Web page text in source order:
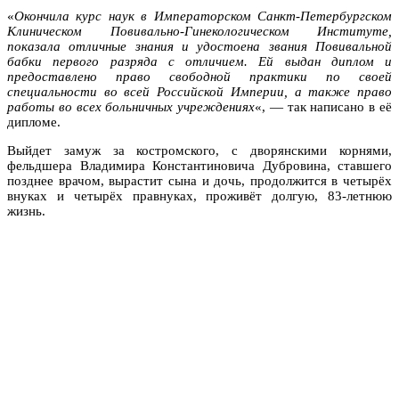
«Окончила курс наук в Императорском Санкт-Петербургском
Клиническом Повивально-Гинекологическом Институте,
показала отличные знания и удостоена звания Повивальной
бабки первого разряда с отличием. Ей выдан диплом и
предоставлено право свободной практики по своей
специальности во всей Российской Империи, а также право
работы во всех больничных учреждениях«, — так написано в её
дипломе.
Выйдет замуж за костромского, с дворянскими корнями,
фельдшера Владимира Константиновича Дубровина, ставшего
позднее врачом, вырастит сына и дочь, продолжится в четырёх
внуках и четырёх правнуках, проживёт долгую, 83-летнюю
жизнь.